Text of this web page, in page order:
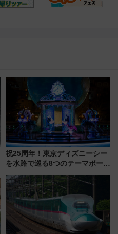
祝25周年！東京ディズニーシー
を水路で巡る8つのテーマポート